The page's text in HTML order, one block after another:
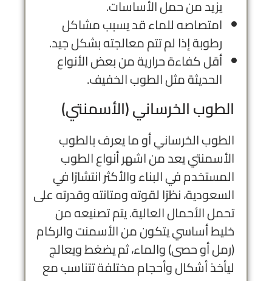
يزيد من حمل الأساسات.
امتصاصه للماء قد يسبب مشاكل
رطوبة إذا لم تتم معالجته بشكل جيد.
أقل كفاءة حرارية من بعض الأنواع
الحديثة مثل الطوب الخفيف.
الطوب الخرساني (الأسمنتي)
الطوب الخرساني أو ما يعرف بالطوب
الأسمنتي يعد من اشهر أنواع الطوب
المستخدم في البناء والأكثر انتشارًا في
السعودية، نظرًا لقوته ومتانته وقدرته على
تحمل الأحمال العالية. يتم تصنيعه من
خليط أساسي يتكون من الأسمنت والركام
(رمل أو حصى) والماء، ثم يضغط ويعالج
ليأخذ أشكال وأحجام مختلفة تتناسب مع